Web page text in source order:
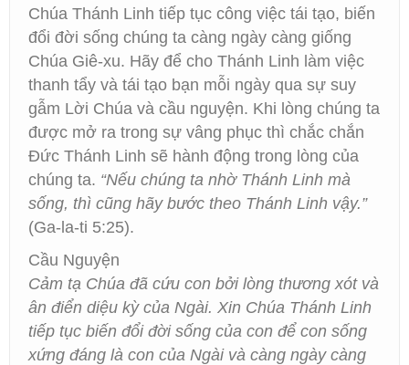
Chúa Thánh Linh tiếp tục công việc tái tạo, biến
đổi đời sống chúng ta càng ngày càng giống
Chúa Giê-xu. Hãy để cho Thánh Linh làm việc
thanh tẩy và tái tạo bạn mỗi ngày qua sự suy
gẫm Lời Chúa và cầu nguyện. Khi lòng chúng ta
được mở ra trong sự vâng phục thì chắc chắn
Đức Thánh Linh sẽ hành động trong lòng của
chúng ta. “Nếu chúng ta nhờ Thánh Linh mà
sống, thì cũng hãy bước theo Thánh Linh vậy.”
(Ga-la-ti 5:25).
Cầu Nguyện
Cảm tạ Chúa đã cứu con bởi lòng thương xót và
ân điển diệu kỳ của Ngài. Xin Chúa Thánh Linh
tiếp tục biến đổi đời sống của con để con sống
xứng đáng là con của Ngài và càng ngày càng